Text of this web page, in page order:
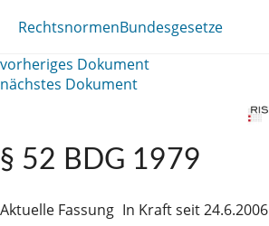
RechtsnormenBundesgesetze
vorheriges Dokument
nächstes Dokument
§ 52 BDG 1979
Aktuelle Fassung In Kraft seit 24.6.2006